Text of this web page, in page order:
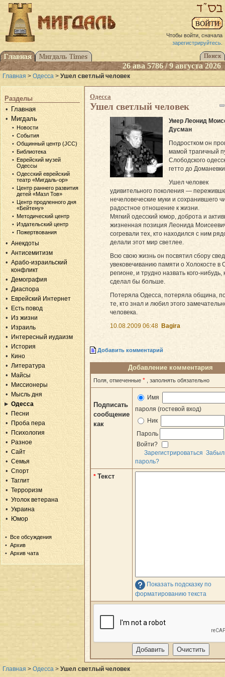
Чтобы войти, сначала
зарегистрируйтесь.
26 ава 5786 / 9 августа 2026
Главная > Одесса > Ушел светлый человек
Разделы
Главная
Мигдаль
Новости
События
Общинный центр (JCC)
Библиотека
Еврейский музей
Одессы
Одесский еврейский
театр «Мигдаль-ор»
Центр раннего развития
детей «Мазл Тов»
Центр продленного дня
«Бейтену»
Методический центр
Издательский центр
Пожертвования
Анекдоты
Антисемитизм
Арабо-израильский
конфликт
Демография
Диаспора
Еврейский Интернет
Есть повод
Из жизни
Израиль
Интересный иудаизм
История
Кино
Литература
Майсы
Миссионеры
Мысль дня
Одесса
Песни
Проба пера
Психология
Разное
Сайт
Семья
Спорт
Таглит
Терроризм
Уголок ветерана
Украина
Юмор
Все обсуждения
Архив
Архив чата
Одесса
Ушел светлый человек
Умер Леонид
Дусман
Подростком он
мамой трагичный
Слободского
гетто до
Ушел человек
удивительного поколения —
нечеловеческие муки и сохранившего
радостное отношение к жизни.
Мягкий одесский юмор, доброта и
жизненная позиция Леонида
согревали тех, кто находился с ним
делали этот мир светлее.
Всю свою жизнь он посвятил сбору
увековечиванию памяти о Холокосте в
регионе, и трудно назвать кого-нибудь,
сделал бы больше.
Потеряла Одесса, потеряла община,
те, кто знал и любил этого
человека.
10.08.2009 06:48 Bagira
Добавить комментарий
Добавление комментария
Поля, отмеченные * , заполнять обязательно
Подписать
сообщение
как
Имя
пароля (гостевой вход)
Ник
Пароль
Войти?
Зарегистрироваться
пароль?
* Текст
Показать подсказку по
форматированию текста
Главная > Одесса > Ушел светлый человек